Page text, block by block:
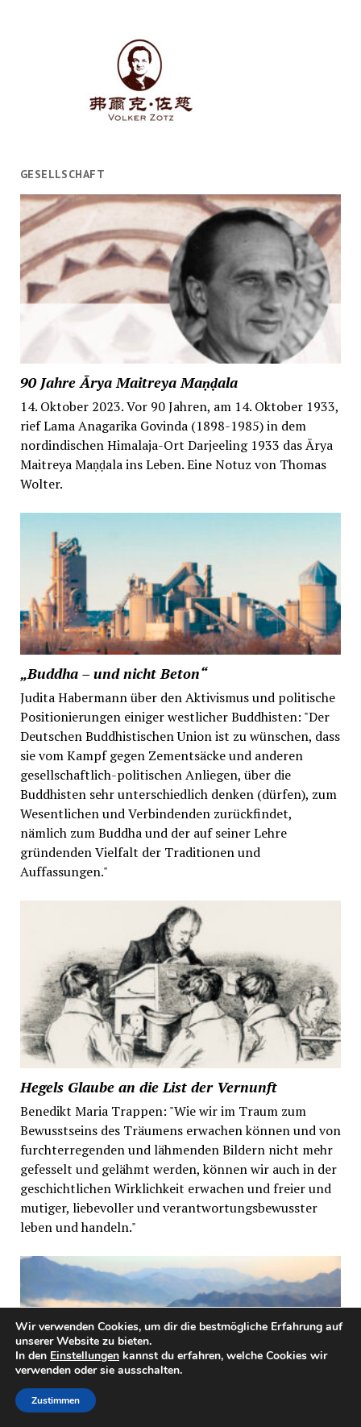
GESELLSCHAFT
90 Jahre Ārya Maitreya Maṇḍala
14. Oktober 2023. Vor 90 Jahren, am 14. Oktober 1933,
rief Lama Anagarika Govinda (1898-1985) in dem
nordindischen Himalaja-Ort Darjeeling 1933 das Ārya
Maitreya Maṇḍala ins Leben. Eine Notuz von Thomas
Wolter.
„Buddha – und nicht Beton“
Judita Habermann über den Aktivismus und politische
Positionierungen einiger westlicher Buddhisten: "Der
Deutschen Buddhistischen Union ist zu wünschen, dass
sie vom Kampf gegen Zementsäcke und anderen
gesellschaftlich-politischen Anliegen, über die
Buddhisten sehr unterschiedlich denken (dürfen), zum
Wesentlichen und Verbindenden zurückfindet,
nämlich zum Buddha und der auf seiner Lehre
gründenden Vielfalt der Traditionen und
Auffassungen."
Hegels Glaube an die List der Vernunft
Benedikt Maria Trappen: "Wie wir im Traum zum
Bewusstseins des Träumens erwachen können und von
furchterregenden und lähmenden Bildern nicht mehr
gefesselt und gelähmt werden, können wir auch in der
geschichtlichen Wirklichkeit erwachen und freier und
mutiger, liebevoller und verantwortungsbewusster
leben und handeln."
Wir verwenden Cookies, um dir die bestmögliche Erfahrung auf
unserer Website zu bieten.
In den Einstellungen kannst du erfahren, welche Cookies wir
verwenden oder sie ausschalten.
Zustimmen